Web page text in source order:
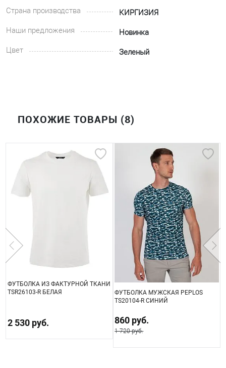
Страна производства
КИРГИЗИЯ
Наши предложения
Новинка
Цвет
Зеленый
ПОХОЖИЕ ТОВАРЫ (8)
ФУТБОЛКА ИЗ ФАКТУРНОЙ ТКАНИ
TSR26103-R БЕЛАЯ
2 530 руб.
ФУТБОЛКА МУЖСКАЯ PEPLOS
TS20104-R СИНИЙ
860 руб.
1 720 руб.